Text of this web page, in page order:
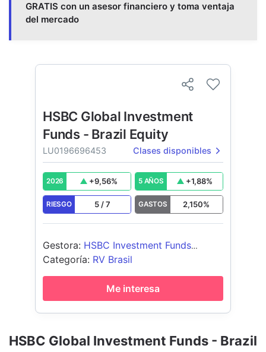
GRATIS con un asesor financiero y toma ventaja
del mercado
HSBC Global Investment Funds - Brazil
HSBC Global Investment
Funds - Brazil Equity
LU0196696453 Clases disponibles
2026 +9,56% 5 AÑOS +1,88%
RIESGO 5 /7 GASTOS 2,150%
Gestora: HSBC Investment Funds
(Luxembourg) S.A.
Categoría: RV Brasil
Me interesa